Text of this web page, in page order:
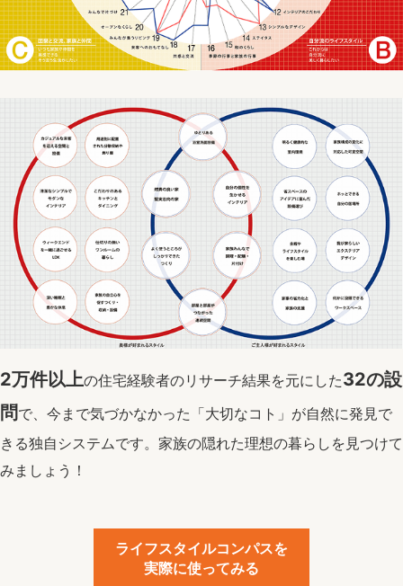
2万件以上の住宅経験者のリサーチ結果を元にした32の設
問で、今まで気づかなかった「大切なコト」が自然に発見で
きる独自システムです。家族の隠れた理想の暮らしを見つけて
みましょう！
ライフスタイルコンパスを
実際に使ってみる